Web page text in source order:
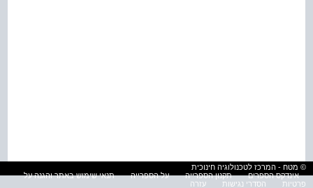
© מטח - המרכז לטכנולוגיה חינוכית
אינדקס הספרים
תקנון הספרייה על הספרייה
תנאי שימוש באתר והגנה על
פרטיות
הסדרי נגישות עזרה